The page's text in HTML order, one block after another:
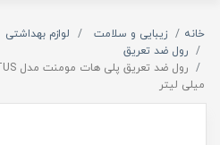
خانه زیبایی و سلامت لوازم بهداشتی
رول ضد تعریق
میلی لیتر